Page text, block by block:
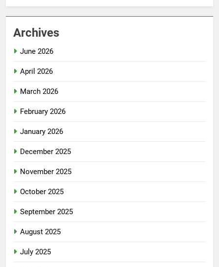
Archives
June 2026
April 2026
March 2026
February 2026
January 2026
December 2025
November 2025
October 2025
September 2025
August 2025
July 2025